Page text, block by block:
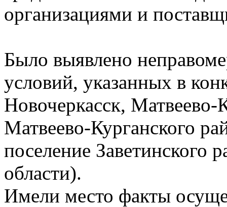
организациями и
Было выявлено
условий, указанных в
Новочеркасск, Матвеево-
Матвеево-Курганского
поселение Заветинского
области).
Имели место факты